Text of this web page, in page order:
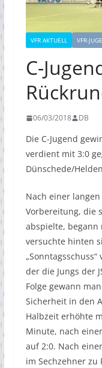
VFR AKTUELL VFR-
C-
06/03/2018 DB
Die C-Jugend
verdient mit 3:0
Dünschede/
Nach einer
Vorbereitung, die
abspielte,
versuchte hinten
der die Jungs der
Folge gewann
Sicherheit in den
Halbzeit erhöhte
Minute, nach
auf 2:0. Nach
im Sechzehner